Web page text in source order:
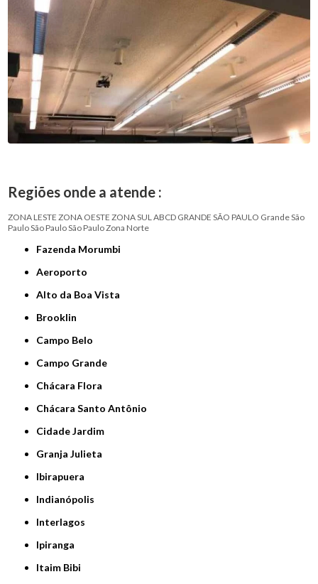
Regiões onde a atende :
ZONA LESTE ZONA OESTE ZONA SULABCD GRANDE SÃO PAULO Grande São
PauloSão PauloSão PauloZona Norte
Fazenda Morumbi
Aeroporto
Alto da Boa Vista
Brooklin
Campo Belo
Campo Grande
Chácara Flora
Chácara Santo Antônio
Cidade Jardim
Granja Julieta
Ibirapuera
Indianópolis
Interlagos
Ipiranga
Itaim Bibi